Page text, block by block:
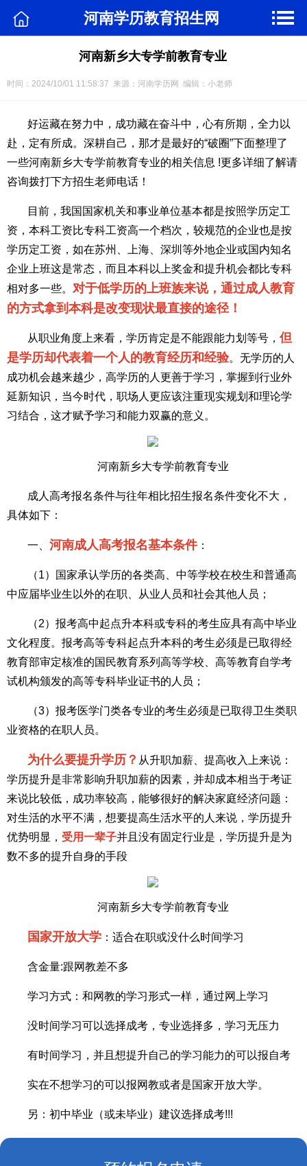
河南学历教育招生网
河南新乡大专学前教育专业
时间：2024/10/01 11:58:37 来源：河南学历网 编辑：小老师
好运藏在努力中，成功藏在奋斗中，心有所期，全力以
赴，定有所成。深耕自己，那才是最好的“破圈”下面整理了
一些河南新乡大专学前教育专业的相关信息 !更多详细了解请
咨询拨打下方招生老师电话！
目前，我国国家机关和事业单位基本都是按照学历定工
资，本科工资比专科工资高一个档次，较规范的企业也是按
学历定工资，如在苏州、上海、深圳等外地企业或国内知名
企业上班这是常态，而且本科以上奖金和提升机会都比专科
相对多一些。 对于低学历的上班族来说，通过成人教育
的方式拿到本科是改变现状最直接的途径！
从职业角度上来看，学历肯定是不能跟能力划等号， 但
是学历却代表着一个人的教育经历和经验。无学历的人
成功机会越来越少，高学历的人更善于学习，掌握到行业外
延新知识，当今时代，职场人更应该注重现实规划和理论学
习结合，这才赋予学习和能力双赢的意义。
河南新乡大专学前教育专业
成人高考报名条件与往年相比招生报名条件变化不大，
具体如下：
一、 河南成人高考报名基本条件：
（1）国家承认学历的各类高、中等学校在校生和普通高
中应届毕业生以外的在职、从业人员和社会其他人员；
（2）报考高中起点升本科或专科的考生应具有高中毕业
文化程度。报考高等专科起点升本科的考生必须是已取得经
教育部审定核准的国民教育系列高等学校、高等教育自学考
试机构颁发的高等专科毕业证书的人员；
（3）报考医学门类各专业的考生必须是已取得卫生类职
业资格的在职人员。
为什么要提升学历？ 从升职加薪、提高收入上来说：
学历提升是非常影响升职加薪的因素，并却成本相当于考证
来说比较低，成功率较高，能够很好的解决家庭经济问题：
对生活的水平不满，想要提高生活水平的人来说，学历提升
优势明显， 受用一辈子并且没有固定行业是，学历提升是为
数不多的提升自身的手段
河南新乡大专学前教育专业
国家开放大学 ：适合在职或没什么时间学习
含金量:跟网教差不多
学习方式：和网教的学习形式一样，通过网上学习
没时间学习可以选择成考，专业选择多，学习无压力
有时间学习，并且想提升自己的学习能力的可以报自考
实在不想学习的可以报网教或者是国家开放大学。
另：初中毕业（或未毕业）建议选择成考!!!